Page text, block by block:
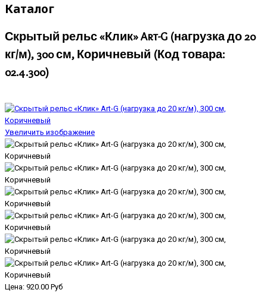
Каталог
Скрытый рельс «Клик» Art-G (нагрузка до 20
кг/м), 300 см, Коричневый (Код товара:
02.4.300)
Увеличить изображение
Цена: 920.00 Руб